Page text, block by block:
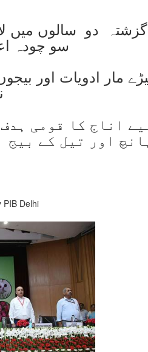
دو سالوں میں
سو چودہ
مار ادویات اور
23 کے لیے اناج
اور تیل کے
PIB Delhi